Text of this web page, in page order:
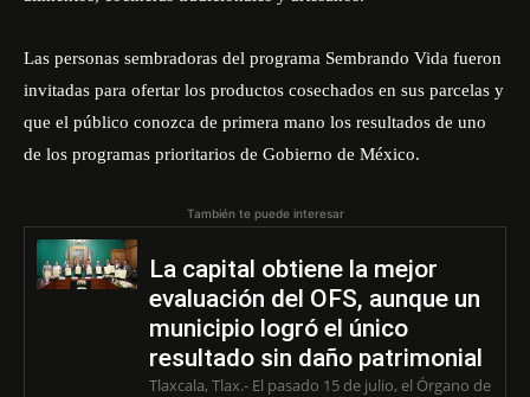
Las personas sembradoras del programa Sembrando Vida fueron
invitadas para ofertar los productos cosechados en sus parcelas y
que el público conozca de primera mano los resultados de uno
de los programas prioritarios de Gobierno de México.
También te puede interesar
La capital obtiene la mejor
evaluación del OFS, aunque un
municipio logró el único
resultado sin daño patrimonial
Tlaxcala, Tlax.- El pasado 15 de julio, el Órgano de